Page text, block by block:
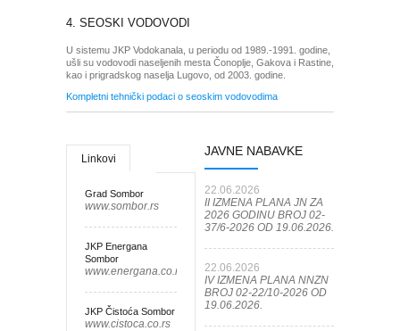
4. SEOSKI VODOVODI
U sistemu JKP Vodokanala, u periodu od 1989.-1991. godine,
ušli su vodovodi naseljenih mesta Čonoplje, Gakova i Rastine,
kao i prigradskog naselja Lugovo, od 2003. godine.
Kompletni tehnički podaci o seoskim vodovodima
Linkovi
Grad Sombor
www.sombor.rs
JKP Energana
Sombor
www.energana.co.rs
JKP Čistoća Sombor
www.cistoca.co.rs
JAVNE NABAVKE
22.06.2026
II IZMENA PLANA JN ZA
2026 GODINU BROJ 02-
37/6-2026 OD 19.06.2026.
22.06.2026
IV IZMENA PLANA NNZN
BROJ 02-22/10-2026 OD
19.06.2026.